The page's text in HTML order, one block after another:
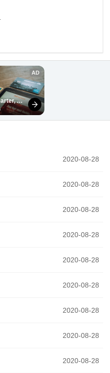
2020-08-28
2020-08-28
2020-08-28
2020-08-28
2020-08-28
2020-08-28
2020-08-28
2020-08-28
2020-08-28